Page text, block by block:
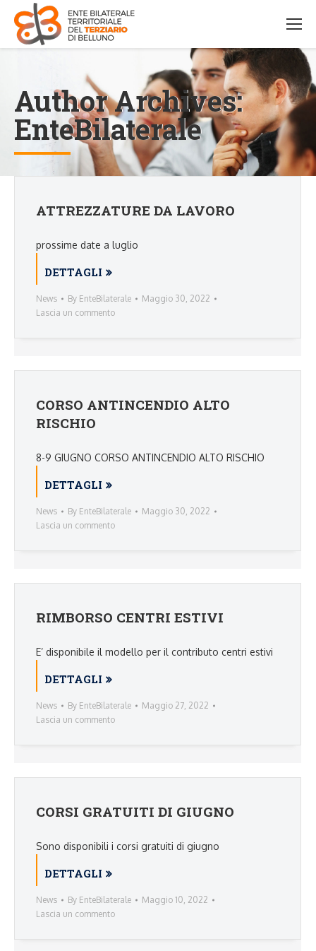
Author Archives:
EnteBilaterale
ATTREZZATURE DA LAVORO
prossime date a luglio
DETTAGLI
News By EnteBilaterale
Maggio 30, 2022
Lascia un commento
CORSO ANTINCENDIO ALTO
RISCHIO
8-9 GIUGNO CORSO ANTINCENDIO ALTO RISCHIO
DETTAGLI
News By EnteBilaterale
Maggio 30, 2022
Lascia un commento
RIMBORSO CENTRI ESTIVI
E’ disponibile il modello per il contributo centri estivi
DETTAGLI
News By EnteBilaterale
Maggio 27, 2022
Lascia un commento
CORSI GRATUITI DI GIUGNO
Sono disponibili i corsi gratuiti di giugno
DETTAGLI
News By EnteBilaterale
Maggio 10, 2022
Lascia un commento